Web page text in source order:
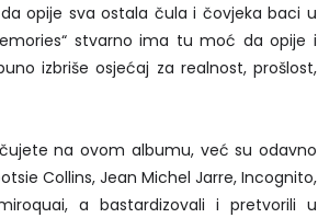
opije sva ostala čula i čovjeka baci u
stvarno ima tu moć da opije i
izbriše osjećaj za realnost, prošlost,
na ovom albumu, već su odavno
Collins, Jean Michel Jarre, Incognito,
a bastardizovali i pretvorili u